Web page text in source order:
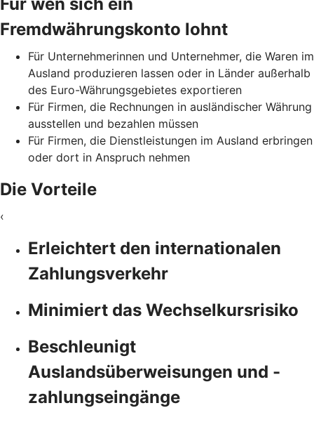
Fremdwährungskonto lohnt
Für Unternehmerinnen und Unternehmer, die Waren im
Ausland produzieren lassen oder in Länder außerhalb
des Euro-Währungsgebietes exportieren
Für Firmen, die Rechnungen in ausländischer Währung
ausstellen und bezahlen müssen
Für Firmen, die Dienstleistungen im Ausland erbringen
oder dort in Anspruch nehmen
Die Vorteile
‹
Erleichtert den internationalen
Zahlungsverkehr
Minimiert das Wechselkursrisiko
Beschleunigt
Auslandsüberweisungen und -
zahlungseingänge